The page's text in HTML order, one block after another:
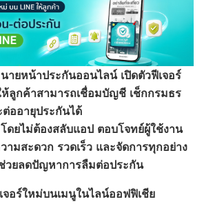
ายหน้าประกันออนไลน์ เปิดตัวฟีเจอร์
ลูกค้าสามารถเชื่อมบัญชี เช็กกรมธร
ต่ออายุประกันได้
โดยไม่ต้องสลับแอป ตอบโจทย์ผู้ใช้งาน
ามสะดวก รวดเร็ว และจัดการทุกอย่าง
วยลดปัญหาการลืมต่อประกัน
อร์ใหม่บนเมนูในไลน์ออฟฟิเชีย